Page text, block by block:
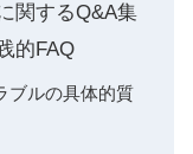
関するQ&A集
的FAQ
ブルの具体的質